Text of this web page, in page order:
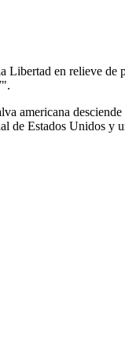
Libertad en relieve
americana
de Estados Unidos y